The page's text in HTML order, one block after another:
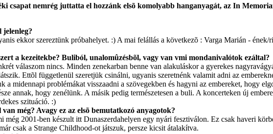
csapat nemrég juttatta el hozzánk elsõ komolyabb hanganyagát, az In
jelenleg?
ekkor szereztünk próbahelyet. :) A mai felállás a következõ : Varga Marián -
a kezeitekbe? Buliból, unalomûzésbõl, vagy van vmi mondanivalótok ezáltal?
válaszom nincs. Minden zenekarban benne van alakuláskor a gyerekes
Ettõl függetlenül szeretjük csinálni, ugyanis szeretnénk valamit adni az
a midennapi problémákat visszaadni a szövegekben és hagyni az embereket, hogy
annak, hogy zenélünk. A másik pedig természetesen a buli. A koncerteken új
szituáció. :)
még? Avagy ez az elsõ bemutatkozó anyagotok?
2001-ben készult itt Dunaszerdahelyen egy nyári fesztiválon. Ez csak haveri
csak a Strange Childhood-ot játszuk, persze kicsit átalakítva.